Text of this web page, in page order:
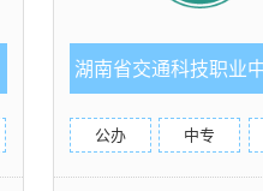
湖南省交通科技职业
学校
公办 中专